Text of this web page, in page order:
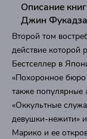
Описание
Джин
Второй том
действие которой
Бестселлер в
«Похоронное бюро
также популярные
«Оккультные
девушки-нежити»
Марико и ее